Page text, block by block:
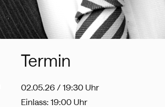
Termin
02.05.26 / 19:30 Uhr
Einlass: 19:00 Uhr